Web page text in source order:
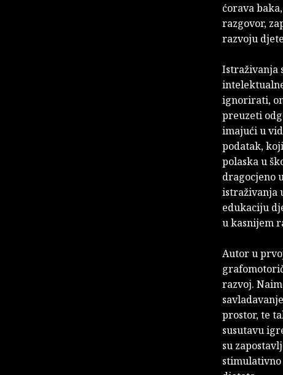
ćorava
razgovor,
razvoju
Istraživanja
ignorirati,
preuzeti
imajući u
podatak,
polaska u
dragocjeno
istraživanja
edukaciju
u kasnijem
Autor u
razvoj.
prostor, te
susutavu
su